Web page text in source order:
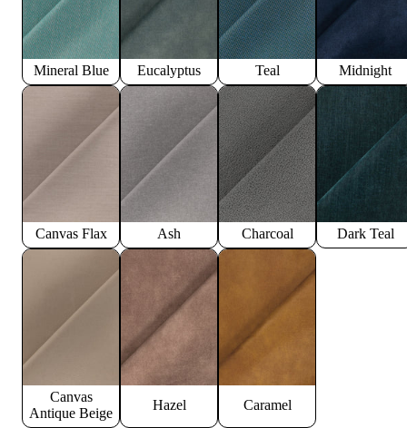
Mineral Blue Eucalyptus Teal Midnight
Canvas Flax Ash Charcoal Dark Teal
Canvas
Antique Beige
Hazel Caramel